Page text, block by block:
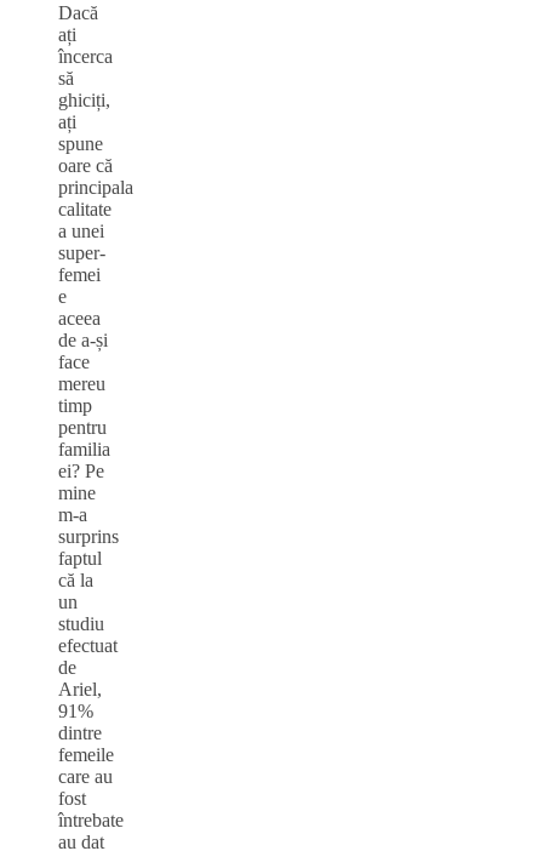
Dacă
ați
încerca
să
ghiciți,
ați
spune
oare că
principala
calitate
a unei
super-
femei
e
aceea
de a-și
face
mereu
timp
pentru
familia
ei? Pe
mine
m-a
surprins
faptul
că la
un
studiu
efectuat
de
Ariel,
91%
dintre
femeile
care au
fost
întrebate
au dat